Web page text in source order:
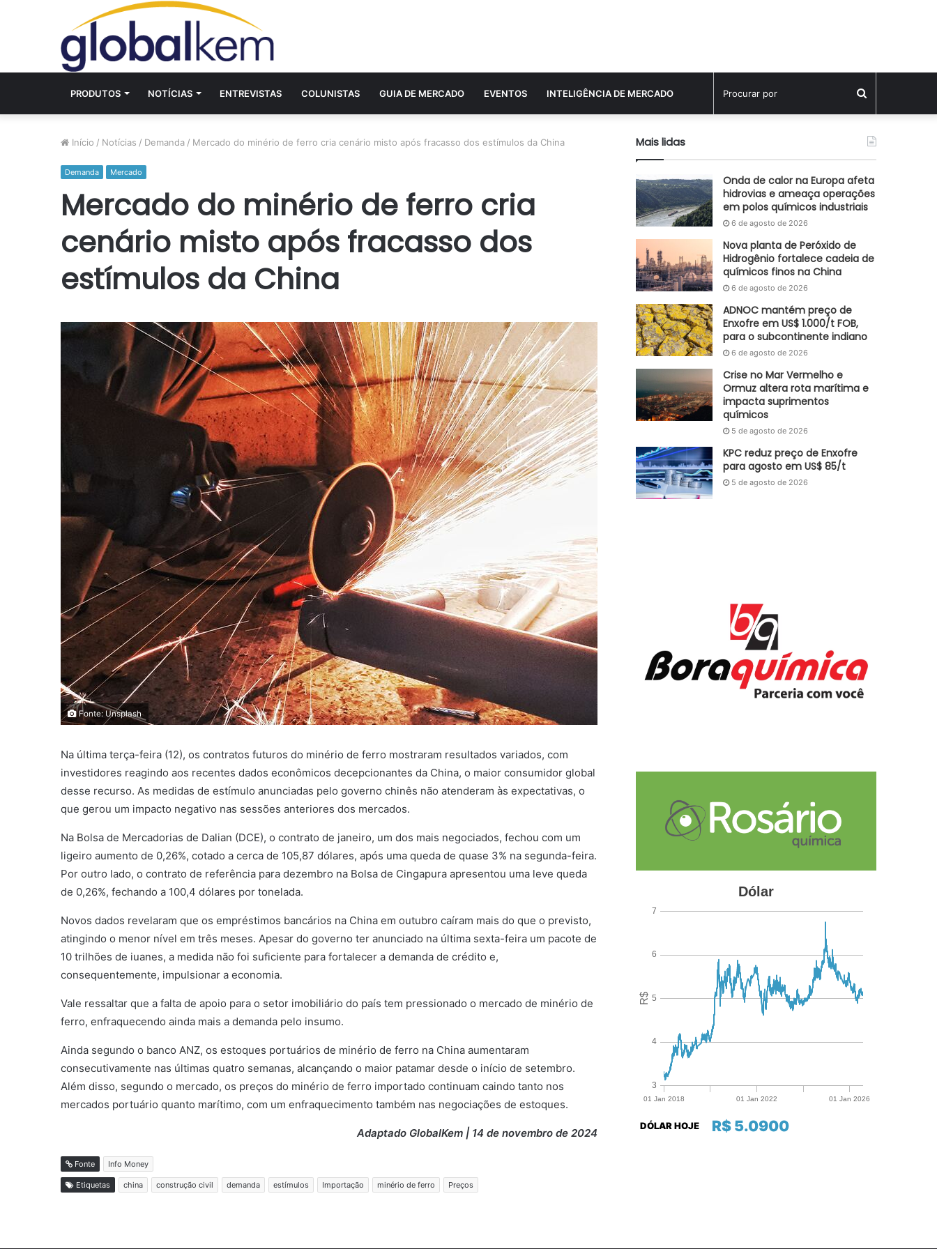
PRODUTOS NOTÍCIAS ENTREVISTAS COLUNISTAS GUIA DE MERCADO EVENTOS INTELIGÊNCIA DE MERCADO
por
Início / Notícias / Demanda / Mercado do minério de ferro cria cenário misto após fracasso dos estímulos da China
Demanda Mercado
Mercado do minério de ferro cria
cenário misto após fracasso dos
estímulos da China
Fonte: Unsplash
Na última terça-feira (12), os contratos futuros do minério de ferro mostraram resultados variados, com
investidores reagindo aos recentes dados econômicos decepcionantes da China, o maior consumidor global
desse recurso. As medidas de estímulo anunciadas pelo governo chinês não atenderam às expectativas, o
que gerou um impacto negativo nas sessões anteriores dos mercados.
Na Bolsa de Mercadorias de Dalian (DCE), o contrato de janeiro, um dos mais negociados, fechou com um
ligeiro aumento de 0,26%, cotado a cerca de 105,87 dólares, após uma queda de quase 3% na segunda-feira.
Por outro lado, o contrato de referência para dezembro na Bolsa de Cingapura apresentou uma leve queda
de 0,26%, fechando a 100,4 dólares por tonelada.
Novos dados revelaram que os empréstimos bancários na China em outubro caíram mais do que o previsto,
atingindo o menor nível em três meses. Apesar do governo ter anunciado na última sexta-feira um pacote de
10 trilhões de iuanes, a medida não foi suficiente para fortalecer a demanda de crédito e,
consequentemente, impulsionar a economia.
Vale ressaltar que a falta de apoio para o setor imobiliário do país tem pressionado o mercado de minério de
ferro, enfraquecendo ainda mais a demanda pelo insumo.
Ainda segundo o banco ANZ, os estoques portuários de minério de ferro na China aumentaram
consecutivamente nas últimas quatro semanas, alcançando o maior patamar desde o início de setembro.
Além disso, segundo o mercado, os preços do minério de ferro importado continuam caindo tanto nos
mercados portuário quanto marítimo, com um enfraquecimento também nas negociações de estoques.
Adaptado GlobalKem | 14 de novembro de 2024
Fonte Info Money
Etiquetas china construção civil demanda estímulos Importação minério de ferro Preços
Mais lidas
Onda de calor na Europa afeta
hidrovias e ameaça operações
em polos químicos industriais
6 de agosto de 2026
Nova planta de Peróxido de
Hidrogênio fortalece cadeia de
químicos finos na China
6 de agosto de 2026
ADNOC mantém preço de
Enxofre em US$ 1.000/t FOB,
para o subcontinente indiano
6 de agosto de 2026
Crise no Mar Vermelho e
Ormuz altera rota marítima e
impacta suprimentos
químicos
5 de agosto de 2026
KPC reduz preço de Enxofre
para agosto em US$ 85/t
5 de agosto de 2026
R$ 5.0900
DÓLAR HOJE